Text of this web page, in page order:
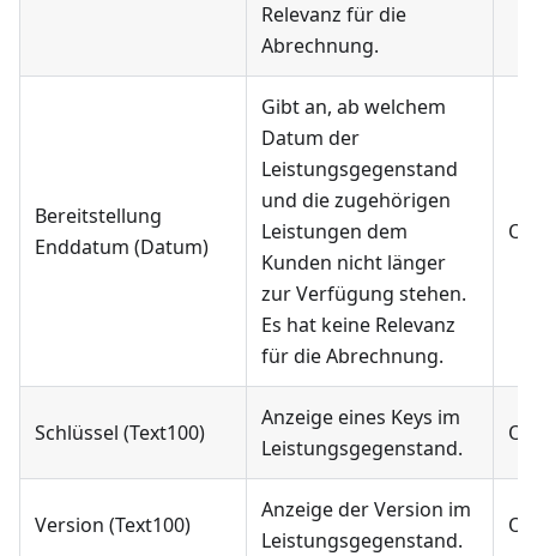
Relevanz für die
Abrechnung.
Bereitstellung
Enddatum (Datum)
Gibt an, ab welchem
Datum der
Leistungsgegenstand
und die zugehörigen
Leistungen dem
Kunden nicht länger
zur Verfügung stehen.
Es hat keine Relevanz
für die Abrechnung.
Schlüssel (Text100)
Anzeige eines Keys im
Leistungsgegenstand.
Version (Text100)
Anzeige der Version im
Leistungsgegenstand.